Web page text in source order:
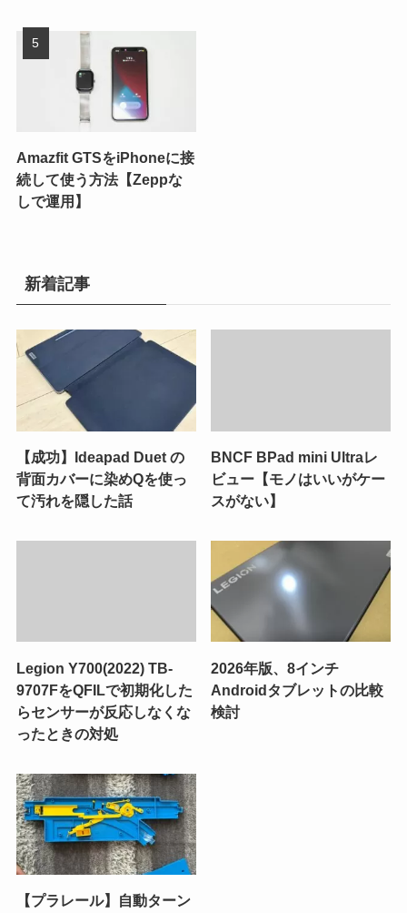
Amazfit GTSをiPhoneに接
続して使う方法【Zeppな
しで運用】
新着記事
【成功】Ideapad Duet の
背面カバーに染めQを使っ
て汚れを隠した話
BNCF BPad mini Ultraレ
ビュー【モノはいいがケー
スがない】
Legion Y700(2022) TB-
9707FをQFILで初期化した
らセンサーが反応しなくな
ったときの対処
2026年版、8インチ
Androidタブレットの比較
検討
【プラレール】自動ターン